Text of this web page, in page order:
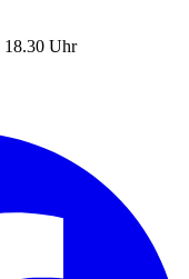
18.30 Uhr